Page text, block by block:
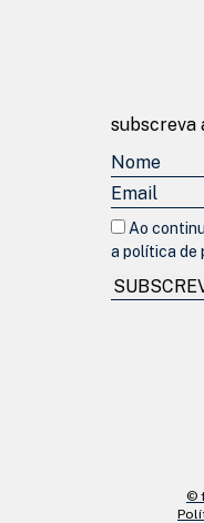
©
subscreva
Ao
a política de
©